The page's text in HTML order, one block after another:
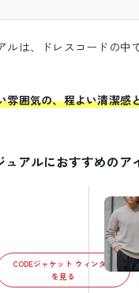
ルは、ドレスコードの中
雰囲気の、程よい清潔感
アルにおすすめのア
CODEジャケット ウィンター
を見る